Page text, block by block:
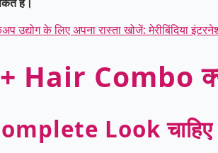
उद्योग के लिए अपना रास्ता खोजें: मेरीबिंदिया
Hair Combo
Look चाहिए